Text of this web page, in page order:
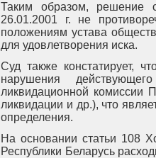
Таким образом,
26.01.2001 г. не
положениям устава
для удовлетворения иска.
Суд также констатирует,
нарушения
ликвидационной комиссии
ликвидации и др.), что
определения.
На основании статьи 108
Республики Беларусь